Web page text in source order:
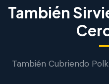
También
También Cubriendo Polk